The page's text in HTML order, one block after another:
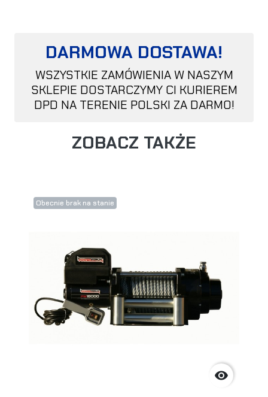
DARMOWA DOSTAWA!
WSZYSTKIE ZAMÓWIENIA W NASZYM
SKLEPIE DOSTARCZYMY CI KURIEREM
DPD NA TERENIE POLSKI ZA DARMO!
ZOBACZ TAKŻE
Obecnie brak na stanie
